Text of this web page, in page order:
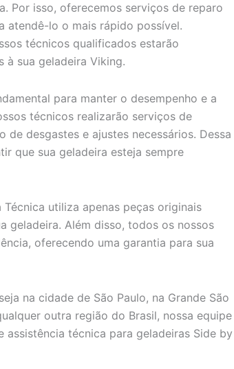
Por isso, oferecemos serviços de reparo
atendê-lo o mais rápido possível.
técnicos qualificados estarão
à sua geladeira Viking.
para manter o desempenho e a
técnicos realizarão serviços de
desgastes e ajustes necessários. Dessa
que sua geladeira esteja sempre
Técnica utiliza apenas peças originais
geladeira. Além disso, todos os nossos
oferecendo uma garantia para sua
na cidade de São Paulo, na Grande São
outra região do Brasil, nossa equipe
assistência técnica para geladeiras Side by